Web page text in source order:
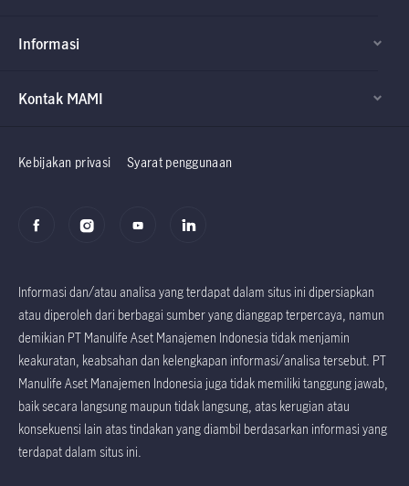
Informasi
Factsheet dan
Kontak MAMI
Kebijakan privasi Syarat penggunaan
Informasi dan/atau analisa yang terdapat dalam situs ini dipersiapkan
atau diperoleh dari berbagai sumber yang dianggap terpercaya, namun
demikian PT Manulife Aset Manajemen Indonesia tidak menjamin
keakuratan, keabsahan dan kelengkapan informasi/analisa tersebut. PT
Manulife Aset Manajemen Indonesia juga tidak memiliki tanggung jawab,
baik secara langsung maupun tidak langsung, atas kerugian atau
konsekuensi lain atas tindakan yang diambil berdasarkan informasi yang
terdapat dalam situs ini.